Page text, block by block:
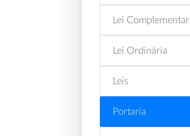
Lei Complementar
Lei Ordinária
Leis
Portaria